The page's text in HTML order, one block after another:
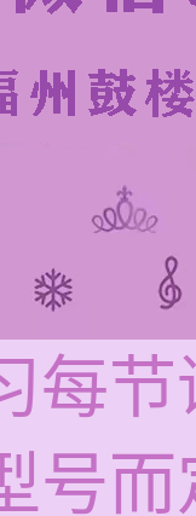
每
号